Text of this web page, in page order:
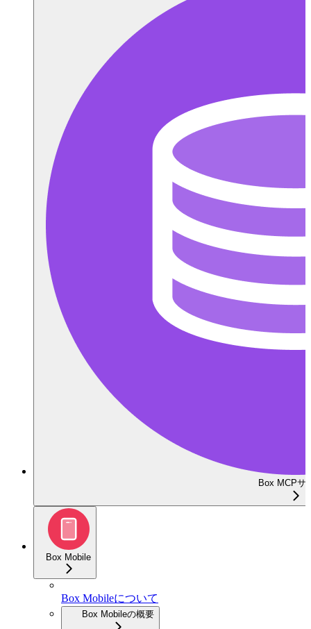
Box MCPサ
Box Mobile
Box Mobileについて
Box Mobileの概要